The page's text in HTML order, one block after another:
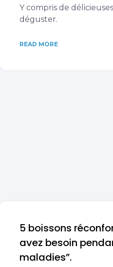
Y compris de
déguster.
READ MORE
5 boissons
avez besoin
maladies”.